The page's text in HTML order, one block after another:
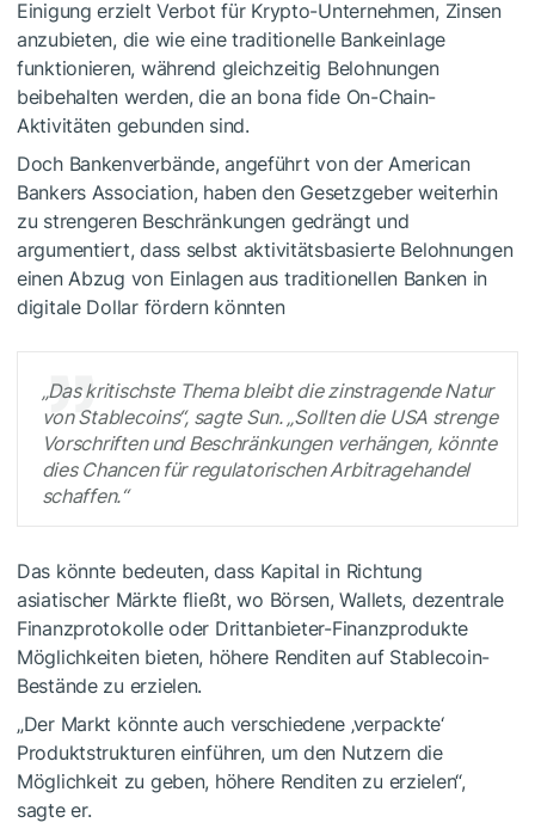
Einigung erzielt Verbot für Krypto-Unternehmen, Zinsen
anzubieten, die wie eine traditionelle Bankeinlage
funktionieren, während gleichzeitig Belohnungen
beibehalten werden, die an bona fide On-Chain-
Aktivitäten gebunden sind.
Doch Bankenverbände, angeführt von der American
Bankers Association, haben den Gesetzgeber weiterhin
zu strengeren Beschränkungen gedrängt und
argumentiert, dass selbst aktivitätsbasierte Belohnungen
einen Abzug von Einlagen aus traditionellen Banken in
digitale Dollar fördern könnten
„Das kritischste Thema bleibt die zinstragende Natur
von Stablecoins“, sagte Sun. „Sollten die USA strenge
Vorschriften und Beschränkungen verhängen, könnte
dies Chancen für regulatorischen Arbitragehandel
schaffen.“
Das könnte bedeuten, dass Kapital in Richtung
asiatischer Märkte fließt, wo Börsen, Wallets, dezentrale
Finanzprotokolle oder Drittanbieter-Finanzprodukte
Möglichkeiten bieten, höhere Renditen auf Stablecoin-
Bestände zu erzielen.
„Der Markt könnte auch verschiedene ‚verpackte‘
Produktstrukturen einführen, um den Nutzern die
Möglichkeit zu geben, höhere Renditen zu erzielen“,
sagte er.